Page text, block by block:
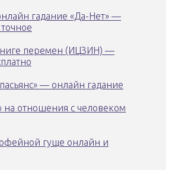
гадание «Да-Нет» —
перемен (ИЦЗИН) —
— онлайн гадание
на отношения с человеком
гуще онлайн и